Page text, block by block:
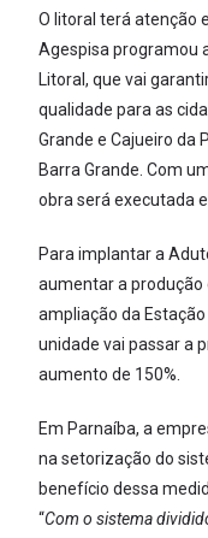
O litoral terá atenção
Agespisa programou
Litoral, que vai
qualidade para as
Grande e Cajueiro da
Barra Grande. Com
obra será executada
Para implantar a
aumentar a produção
ampliação da
unidade vai passar a
aumento de 150%.
Em Parnaíba, a
na setorização do
benefício dessa
“Com o sistema